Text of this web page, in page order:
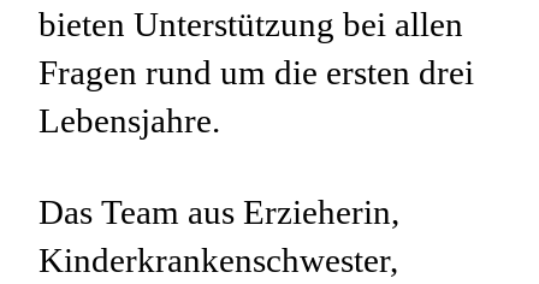
bieten Unterstützung bei allen
Fragen rund um die ersten drei
Lebensjahre.
Das Team aus Erzieherin,
Kinderkrankenschwester,